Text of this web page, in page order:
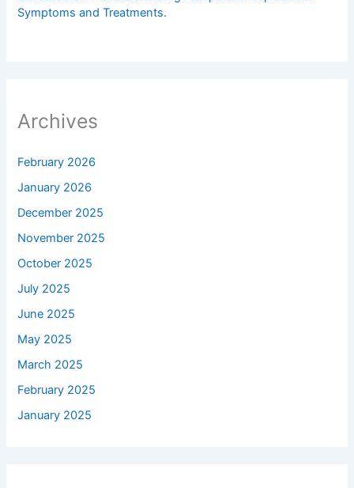
Symptoms and Treatments.
Archives
February 2026
January 2026
December 2025
November 2025
October 2025
July 2025
June 2025
May 2025
March 2025
February 2025
January 2025